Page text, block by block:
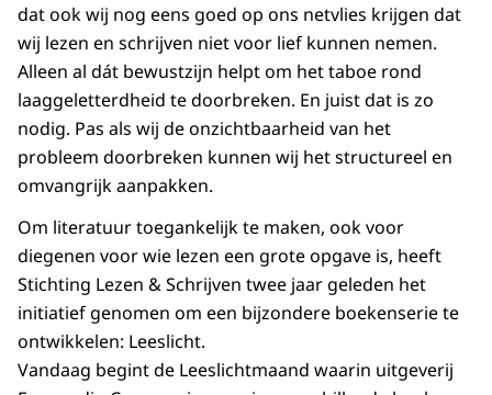
dat ook wij nog eens goed op ons netvlies krijgen dat
wij lezen en schrijven niet voor lief kunnen nemen.
Alleen al dát bewustzijn helpt om het taboe rond
laaggeletterdheid te doorbreken. En juist dat is zo
nodig. Pas als wij de onzichtbaarheid van het
probleem doorbreken kunnen wij het structureel en
omvangrijk aanpakken.
Om literatuur toegankelijk te maken, ook voor
diegenen voor wie lezen een grote opgave is, heeft
Stichting Lezen & Schrijven twee jaar geleden het
initiatief genomen om een bijzondere boekenserie te
ontwikkelen: Leeslicht.
Vandaag begint de Leeslichtmaand waarin uitgeverij